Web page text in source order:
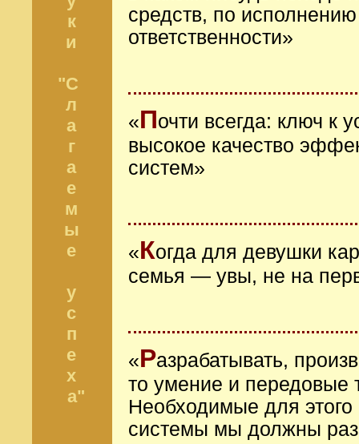
к
и
"С
л
а
г
а
е
м
ы
е
у
с
п
е
х
а"
средств, по
ответственности»
«Почти всегда: ключ к
высокое качество
систем»
«Когда для девушки
семья — увы, не на
«Разрабатывать,
то умение и передовые
Необходимые для этого
системы мы должны